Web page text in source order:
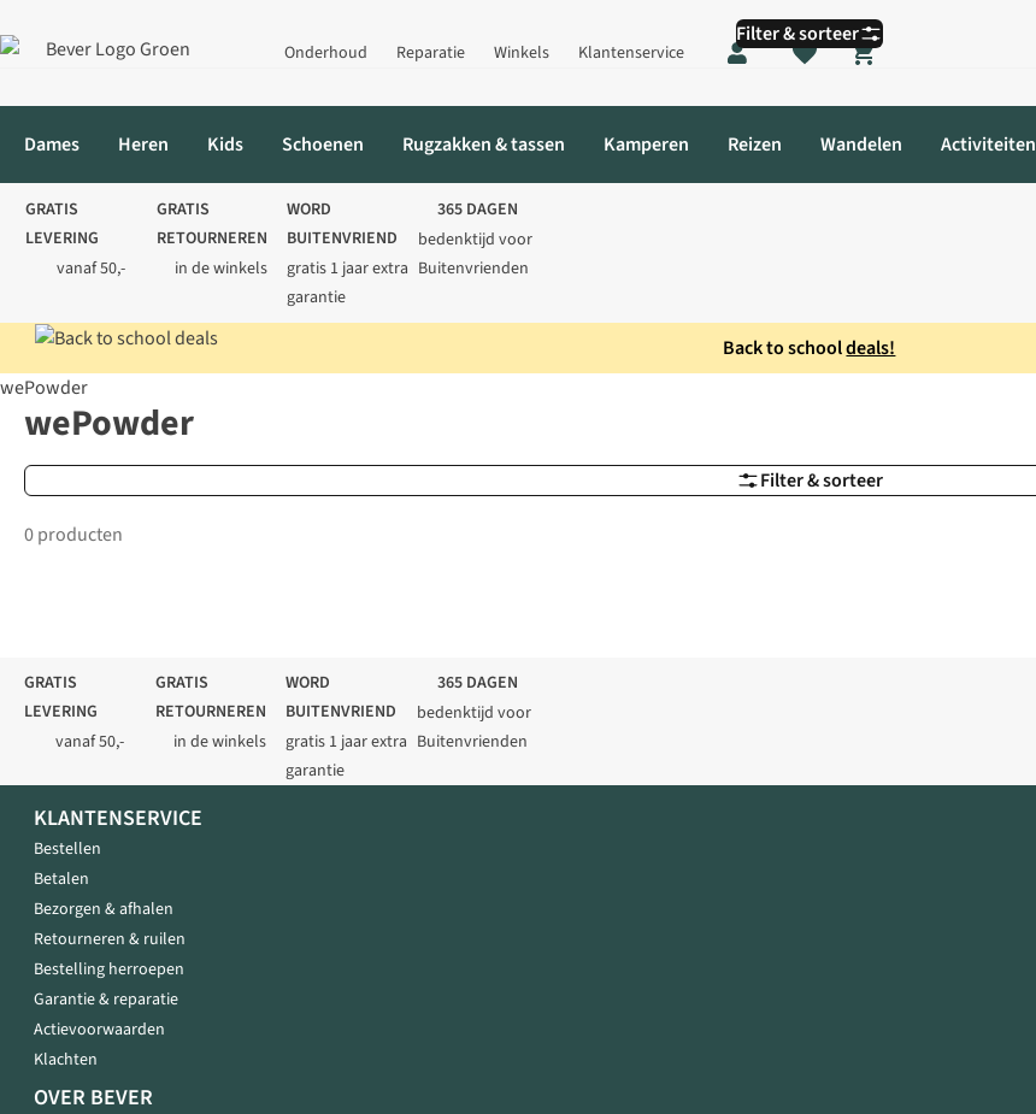
Onderhoud Reparatie Winkels Klantenservice
Shopping cart
Dames Heren Kids Schoenen Rugzakken & tassen Kamperen Reizen Wandelen Activiteiten
GRATIS
LEVERING
vanaf 50,-
GRATIS
RETOURNEREN
in de winkels
WORD
BUITENVRIEND
gratis 1 jaar extra
garantie
365 DAGEN
bedenktijd voor
Buitenvrienden
Back to schooldeals!
Home
Merken
wePowder
Filter & sorteer
Filter & sorteer
wePowder
0 producten
GRATIS
LEVERING
vanaf 50,-
GRATIS
RETOURNEREN
in de winkels
WORD
BUITENVRIEND
gratis 1 jaar extra
garantie
365 DAGEN
bedenktijd voor
Buitenvrienden
KLANTENSERVICE
Bestellen
Betalen
Bezorgen & afhalen
Retourneren & ruilen
Bestelling herroepen
Garantie & reparatie
Actievoorwaarden
Klachten
OVER BEVER